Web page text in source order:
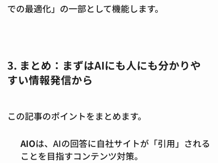
での最適化」の一部として機能します。
3. まとめ：まずはAIにも人にも分かりや
すい情報発信から
この記事のポイントをまとめます。
AIOは、AIの回答に自社サイトが「引用」される
ことを目指すコンテンツ対策。